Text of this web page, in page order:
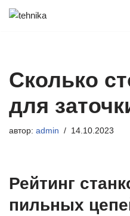
Сколько
для
автор: admin 14.10.2023
Рейтинг
пильных